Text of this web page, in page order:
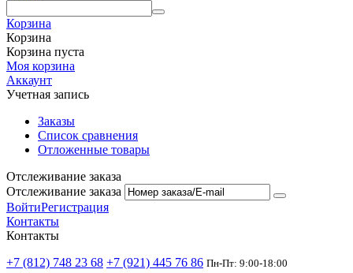
Корзина
Корзина
Корзина пуста
Моя корзина
Аккаунт
Учетная запись
Заказы
Список сравнения
Отложенные товары
Отслеживание заказа
Отслеживание заказа
ВойтиРегистрация
Контакты
Контакты
+7 (812) 748 23 68 +7 (921) 445 76 86 Пн-Пт: 9:00-18:00